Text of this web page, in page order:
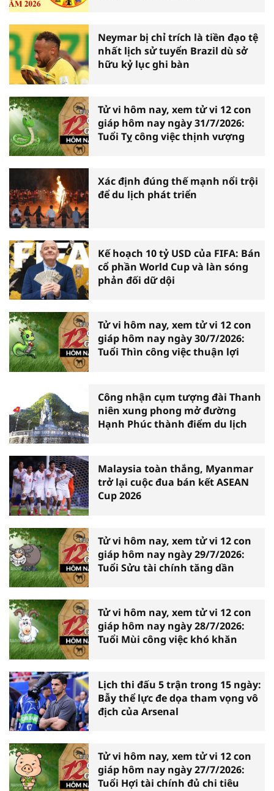
Neymar bị chỉ trích là tiền đạo tệ
nhất lịch sử tuyển Brazil dù sở
hữu kỷ lục ghi bàn
Tử vi hôm nay, xem tử vi 12 con
giáp hôm nay ngày 31/7/2026:
Tuổi Tỵ công việc thịnh vượng
Xác định đúng thế mạnh nổi trội
để du lịch phát triển
Kế hoạch 10 tỷ USD của FIFA: Bán
cổ phần World Cup và làn sóng
phản đối dữ dội
Tử vi hôm nay, xem tử vi 12 con
giáp hôm nay ngày 30/7/2026:
Tuổi Thìn công việc thuận lợi
Công nhận cụm tượng đài Thanh
niên xung phong mở đường
Hạnh Phúc thành điểm du lịch
Malaysia toàn thắng, Myanmar
trở lại cuộc đua bán kết ASEAN
Cup 2026
Tử vi hôm nay, xem tử vi 12 con
giáp hôm nay ngày 29/7/2026:
Tuổi Sửu tài chính tăng dần
Tử vi hôm nay, xem tử vi 12 con
giáp hôm nay ngày 28/7/2026:
Tuổi Mùi công việc khó khăn
Lịch thi đấu 5 trận trong 15 ngày:
Bẫy thể lực đe dọa tham vọng vô
địch của Arsenal
Tử vi hôm nay, xem tử vi 12 con
giáp hôm nay ngày 27/7/2026:
Tuổi Hợi tài chính đủ chi tiêu